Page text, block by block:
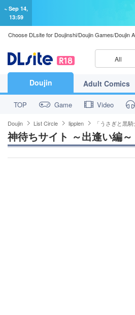
~ Sep 14,
13:59
Choose DLsite for Doujinshi/Doujin Games/Doujin
All
Doujin Adult Comics
TOP Game Video
Doujin List Circle lipplen 「うさぎと黒
神待ちサイト ～出逢い編～